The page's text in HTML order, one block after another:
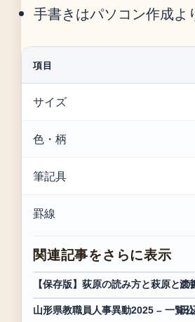
手書きはパソコン作成よ
項目
サイズ
色・柄
筆記具
罫線
関連記事をさらに表示
【保存版】荻原の読み方と萩原と渡
山形県教職員人事異動2025 – 一覧田